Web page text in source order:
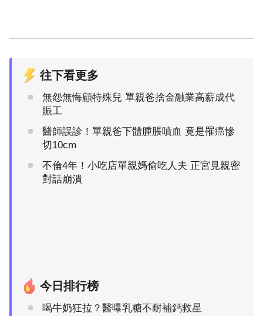
往下看更多
無怨無悔顧特殊兒 單親爸捨金融業高薪成代
賑工
醫師誤診！單親爸下體腫脹噴血 竟是罹癌慘
切10cm
不倫4年！小吃店單親媽偷吃人夫 正宮見親密
對話崩潰
今日排行榜
喝牛奶狂拉？醫曝乳糖不耐補鈣救星